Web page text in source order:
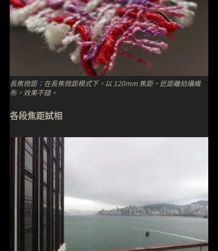
長焦微距：在長焦微距模式下，以 120mm 焦距，近距離拍攝織
布，效果不錯。
各段焦距試相